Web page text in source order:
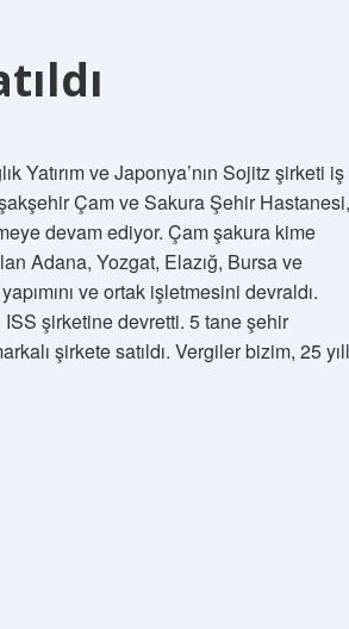
Yatırım ve Japonya’nın Sojitz şirketi iş
Çam ve Sakura Şehir Hastanesi,
devam ediyor. Çam şakura kime
Adana, Yozgat, Elazığ, Bursa ve
ve ortak işletmesini devraldı.
şirketine devretti. 5 tane şehir
şirkete satıldı. Vergiler bizim, 25